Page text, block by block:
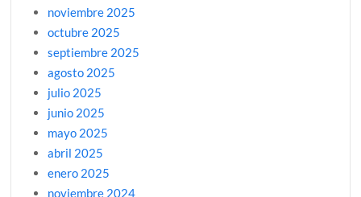
noviembre 2025
octubre 2025
septiembre 2025
agosto 2025
julio 2025
junio 2025
mayo 2025
abril 2025
enero 2025
noviembre 2024